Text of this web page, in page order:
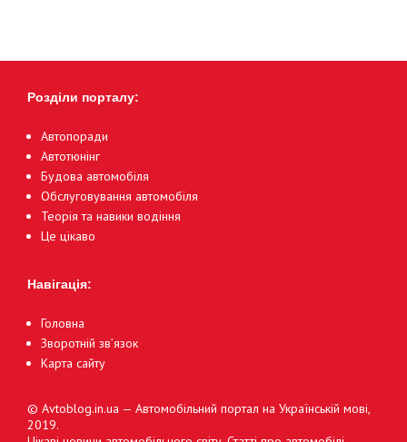
Розділи порталу:
Автопоради
Автотюнінг
Будова автомобіля
Обслуговування автомобіля
Теорія та навики водіння
Це цікаво
Навігація:
Головна
Зворотній зв’язок
Карта сайту
© Avtoblog.in.ua — Автомобільний портал на Українській мові,
2019.